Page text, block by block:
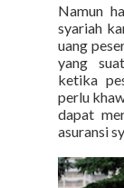
Namun
syariah
uang
yang
ketika
perlu
dapat
asuransi